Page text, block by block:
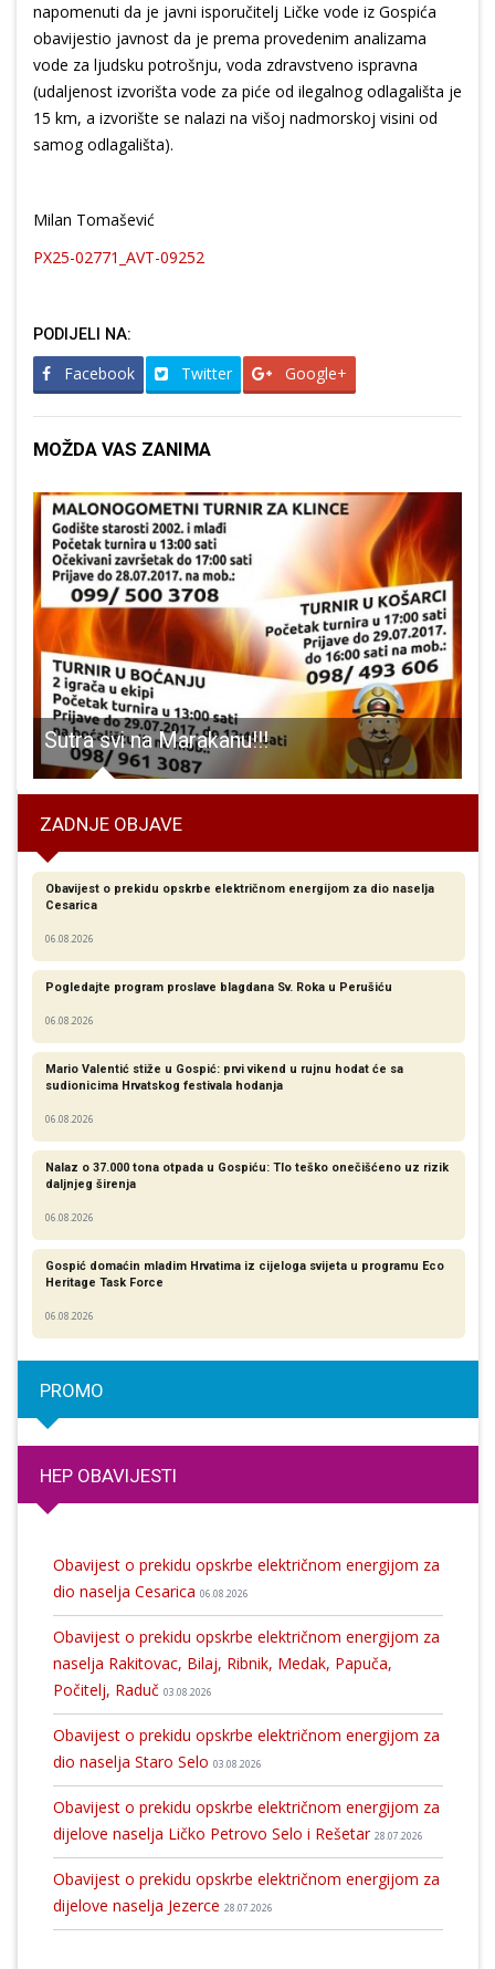
napomenuti da je javni isporučitelj Ličke vode iz Gospića
obavijestio javnost da je prema provedenim analizama
vode za ljudsku potrošnju, voda zdravstveno ispravna
(udaljenost izvorišta vode za piće od ilegalnog odlagališta je
15 km, a izvorište se nalazi na višoj nadmorskoj visini od
samog odlagališta).
Milan Tomašević
PX25-02771_AVT-09252
PODIJELI NA:
Facebook Twitter Google+
MOŽDA VAS ZANIMA
Sutra svi na Marakanu!!!
ZADNJE OBJAVE
Obavijest o prekidu opskrbe električnom energijom za dio naselja
Cesarica
06.08.2026
Pogledajte program proslave blagdana Sv. Roka u Perušiću
06.08.2026
Mario Valentić stiže u Gospić: prvi vikend u rujnu hodat će sa
sudionicima Hrvatskog festivala hodanja
06.08.2026
Nalaz o 37.000 tona otpada u Gospiću: Tlo teško onečišćeno uz rizik
daljnjeg širenja
06.08.2026
Gospić domaćin mladim Hrvatima iz cijeloga svijeta u programu Eco
Heritage Task Force
06.08.2026
PROMO
HEP OBAVIJESTI
Obavijest o prekidu opskrbe električnom energijom za
dio naselja Cesarica 06.08.2026
Obavijest o prekidu opskrbe električnom energijom za
naselja Rakitovac, Bilaj, Ribnik, Medak, Papuča,
Počitelj, Raduč 03.08.2026
Obavijest o prekidu opskrbe električnom energijom za
dio naselja Staro Selo 03.08.2026
Obavijest o prekidu opskrbe električnom energijom za
dijelove naselja Ličko Petrovo Selo i Rešetar 28.07.2026
Obavijest o prekidu opskrbe električnom energijom za
dijelove naselja Jezerce 28.07.2026